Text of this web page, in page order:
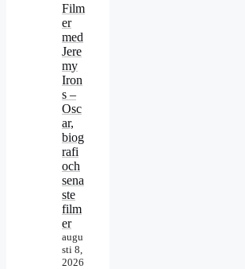
Film
er
med
Jere
my
Iron
s –
Osc
ar,
biog
rafi
och
sena
ste
film
er
augu
sti 8,
2026